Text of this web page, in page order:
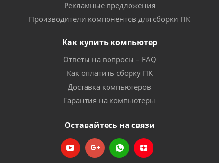
Рекламные предложения
Производители компонентов для сборки ПК
Как купить компьютер
Ответы на вопросы – FAQ
Как оплатить сборку ПК
Доставка компьютеров
Гарантия на компьютеры
Оставайтесь на связи